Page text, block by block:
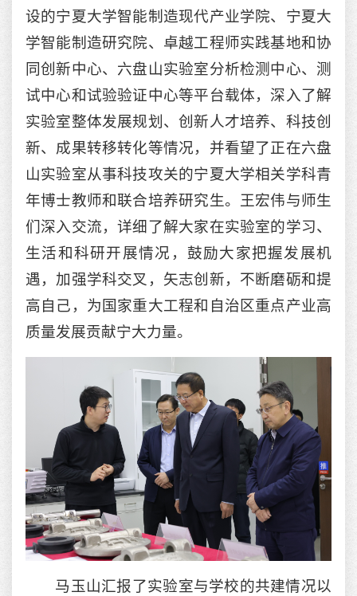
设的宁夏大学智能制造现代产业学院、宁夏大
学智能制造研究院、卓越工程师实践基地和协
同创新中心、六盘山实验室分析检测中心、测
试中心和试验验证中心等平台载体，深入了解
实验室整体发展规划、创新人才培养、科技创
新、成果转移转化等情况，并看望了正在六盘
山实验室从事科技攻关的宁夏大学相关学科青
年博士教师和联合培养研究生。王宏伟与师生
们深入交流，详细了解大家在实验室的学习、
生活和科研开展情况，鼓励大家把握发展机
遇，加强学科交叉，矢志创新，不断磨砺和提
高自己，为国家重大工程和自治区重点产业高
质量发展贡献宁大力量。
马玉山汇报了实验室与学校的共建情况以